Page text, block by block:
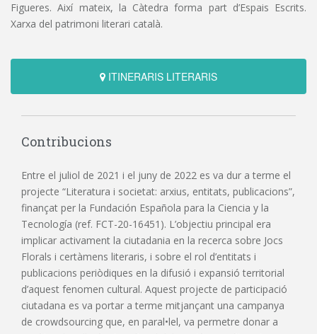
Figueres. Així mateix, la Càtedra forma part d’Espais Escrits.
Xarxa del patrimoni literari català.
ITINERARIS LITERARIS
Contribucions
Entre el juliol de 2021 i el juny de 2022 es va dur a terme el
projecte “Literatura i societat: arxius, entitats, publicacions”,
finançat per la Fundación Española para la Ciencia y la
Tecnología (ref. FCT-20-16451). L’objectiu principal era
implicar activament la ciutadania en la recerca sobre Jocs
Florals i certàmens literaris, i sobre el rol d’entitats i
publicacions periòdiques en la difusió i expansió territorial
d’aquest fenomen cultural. Aquest projecte de participació
ciutadana es va portar a terme mitjançant una campanya
de crowdsourcing que, en paral•lel, va permetre donar a